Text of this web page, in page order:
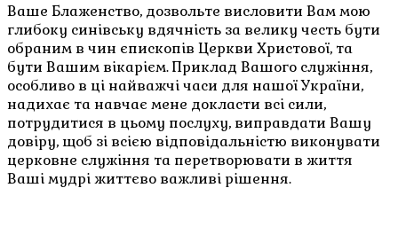
Ваше Блаженство, дозвольте висловити Вам мою
глибоку синівську вдячність за велику честь бути
обраним в чин єпископів Церкви Христової, та
бути Вашим вікарієм. Приклад Вашого служіння,
особливо в ці найважчі часи для нашої України,
надихає та навчає мене докласти всі сили,
потрудитися в цьому послуху, виправдати Вашу
довіру, щоб зі всією відповідальністю виконувати
церковне служіння та перетворювати в життя
Ваші мудрі життєво важливі рішення.